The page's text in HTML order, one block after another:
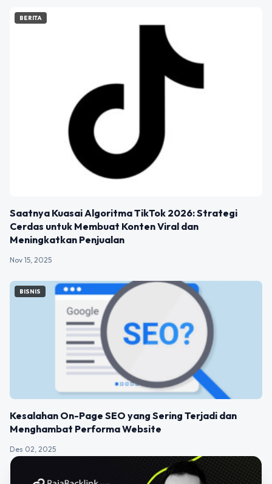
BERITA
Saatnya Kuasai Algoritma TikTok 2026: Strategi
Cerdas untuk Membuat Konten Viral dan
Meningkatkan Penjualan
Nov 15, 2025
BISNIS
Kesalahan On-Page SEO yang Sering Terjadi dan
Menghambat Performa Website
Des 02, 2025